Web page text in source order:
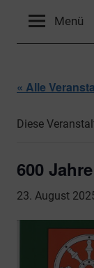
Menü
« Alle
Diese
600
23. August